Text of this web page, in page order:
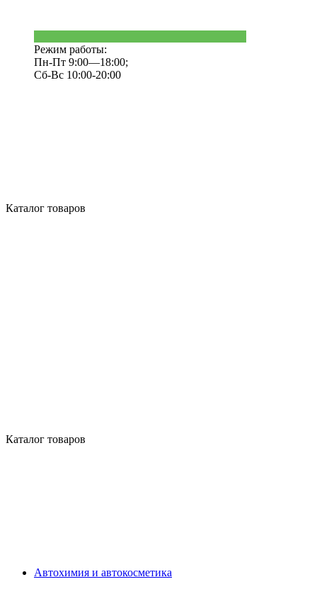
Режим работы:
Пн-Пт 9:00—18:00;
Сб-Вс 10:00-20:00
Каталог товаров
Каталог товаров
Автохимия и автокосметика